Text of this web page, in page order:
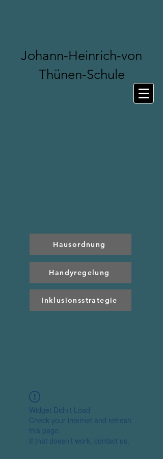
Johann-Heinrich-von
Thünen-Schule
Hausordnung
Handyregelung
Inklusionsstrategie
Widget Didn’t Load
Check your internet and refresh
this page.
If that doesn’t work, contact us.